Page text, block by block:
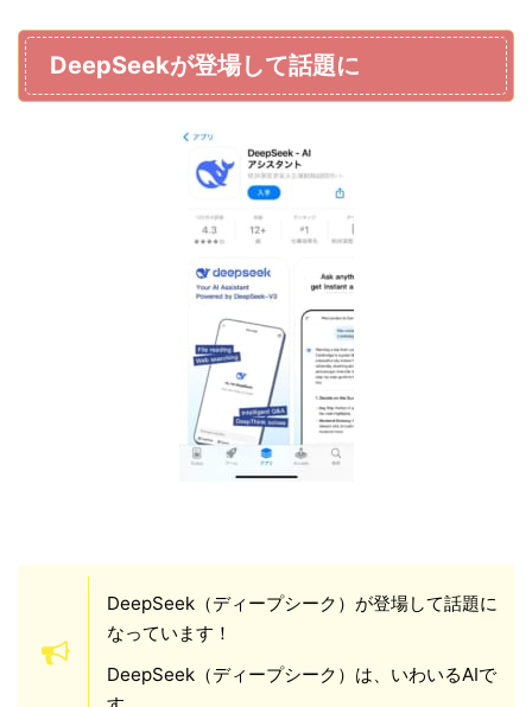
DeepSeekが登場して話題に
DeepSeek（ディープシーク）が登場して話題に
なっています！
DeepSeek（ディープシーク）は、いわいるAIで